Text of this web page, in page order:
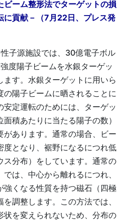
ーム整形法でターゲットの損
に貢献－（7月22日、プレス発
子源施設では、30億電子ボル
度陽子ビームを水銀ターゲッ
ます。水銀ターゲットに用いら
陽子ビームに晒されることに
安定運転のためには、ターゲッ
積あたりに当たる陽子の数）
があります。通常の場合、ビー
度となり、裾野になるにつれ低
ス分布）をしています。通常の
は、中心から離れるにつれ、
強くなる性質を持つ磁石（四極
調整します。この方法では、
状を変えられないため、分布の